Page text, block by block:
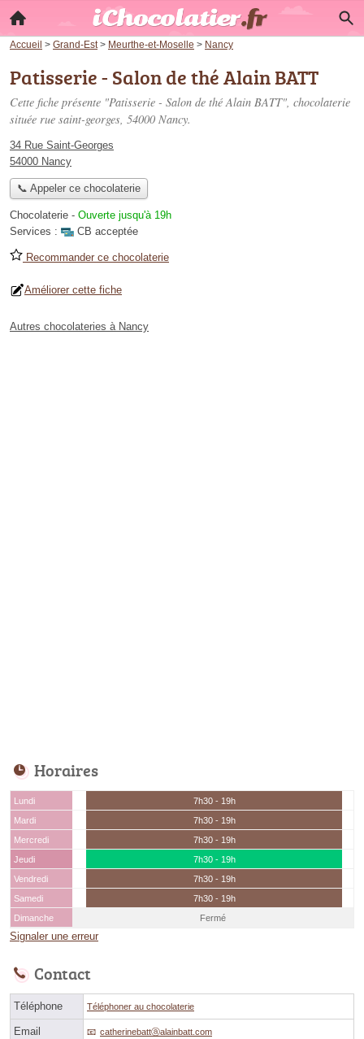
Accueil > Grand-Est > Meurthe-et-Moselle > Nancy
Patisserie - Salon de thé Alain BATT
Cette fiche présente "Patisserie - Salon de thé Alain BATT", chocolaterie
située rue saint-georges, 54000 Nancy.
34 Rue Saint-Georges
54000 Nancy
📞 Appeler ce chocolaterie
Chocolaterie - Ouverte jusqu'à 19h
Services :
CB acceptée
Recommander ce chocolaterie
Améliorer cette fiche
Autres chocolateries à Nancy
Horaires
Lundi
7h30 - 19h
Mardi
7h30 - 19h
Mercredi
7h30 - 19h
Jeudi
7h30 - 19h
Vendredi
7h30 - 19h
Samedi
7h30 - 19h
Dimanche
Fermé
Signaler une erreur
Contact
Téléphone Téléphoner au chocolaterie
Email catherinebattⓐalainbatt.com